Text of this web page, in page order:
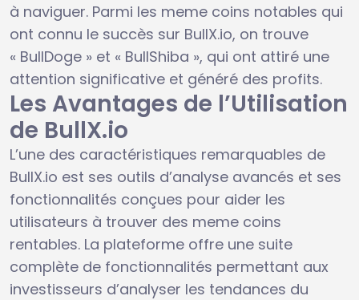
à naviguer. Parmi les meme coins notables qui
ont connu le succès sur BullX.io, on trouve
« BullDoge » et « BullShiba », qui ont attiré une
attention significative et généré des profits.
Les Avantages de l’Utilisation
de BullX.io
L’une des caractéristiques remarquables de
BullX.io est ses outils d’analyse avancés et ses
fonctionnalités conçues pour aider les
utilisateurs à trouver des meme coins
rentables. La plateforme offre une suite
complète de fonctionnalités permettant aux
investisseurs d’analyser les tendances du